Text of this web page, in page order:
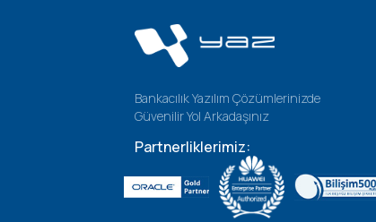
Bankacılık Yazılım Çözümlerinizde
Güvenilir Yol Arkadaşınız
Partnerliklerimiz: